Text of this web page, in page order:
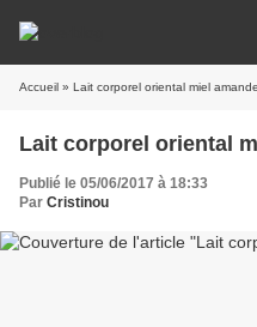
Accueil » Lait corporel oriental miel
Lait corporel oriental
Publié le 05/06/2017 à 18:33
Par Cristinou